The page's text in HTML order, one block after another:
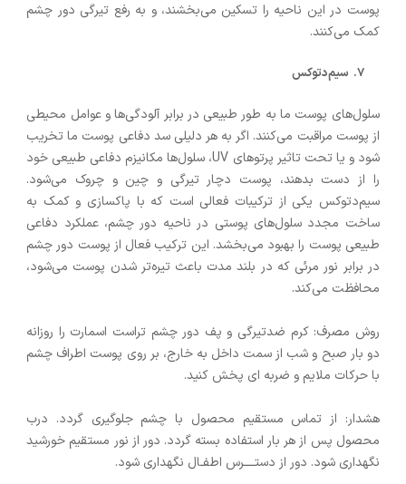
پوست در این ناحیه را تسکین می‌بخشند، و به رفع تیرگی دور چشم
کمک می‌کنند.
سیم‌دتوکس
سلول‌های پوست ما به طور طبیعی در برابر آلودگی‌ها و عوامل محیطی
از پوست مراقبت می‌کنند. اگر به هر دلیلی سد دفاعی پوست ما تخریب
شود و یا تحت تاثیر پرتوهای UV، سلول‌ها مکانیزم دفاعی طبیعی خود
را از دست بدهند، پوست دچار تیرگی و چین و چروک می‌شود.
سیم‌دتوکس یکی از ترکیبات فعالی است که با پاکسازی و کمک به
ساخت مجدد سلول‌های پوستی در ناحیه دور چشم، عملکرد دفاعی
طبیعی پوست را بهبود می‌بخشد. این ترکیب فعال از پوست دور چشم
در برابر نور مرئی که در بلند مدت باعث تیره‌تر شدن پوست می‌شود،
محافظت می‌کند.
روش مصرف: کرم ضدتیرگی و پف دور چشم تراست اسمارت را روزانه
دو بار صبح و شب از سمت داخل به خارج، بر روی پوست اطراف چشم
با حرکات ملایم و ضربه ای پخش کنید.
هشدار: از تماس مستقیم محصول با چشم جلوگیری گردد. درب
محصول پس از هر بار استفاده بسته گردد. دور از نور مستقیم خورشید
نگهداری شود. دور از دستــــرس اطفـال نگهداری شود.